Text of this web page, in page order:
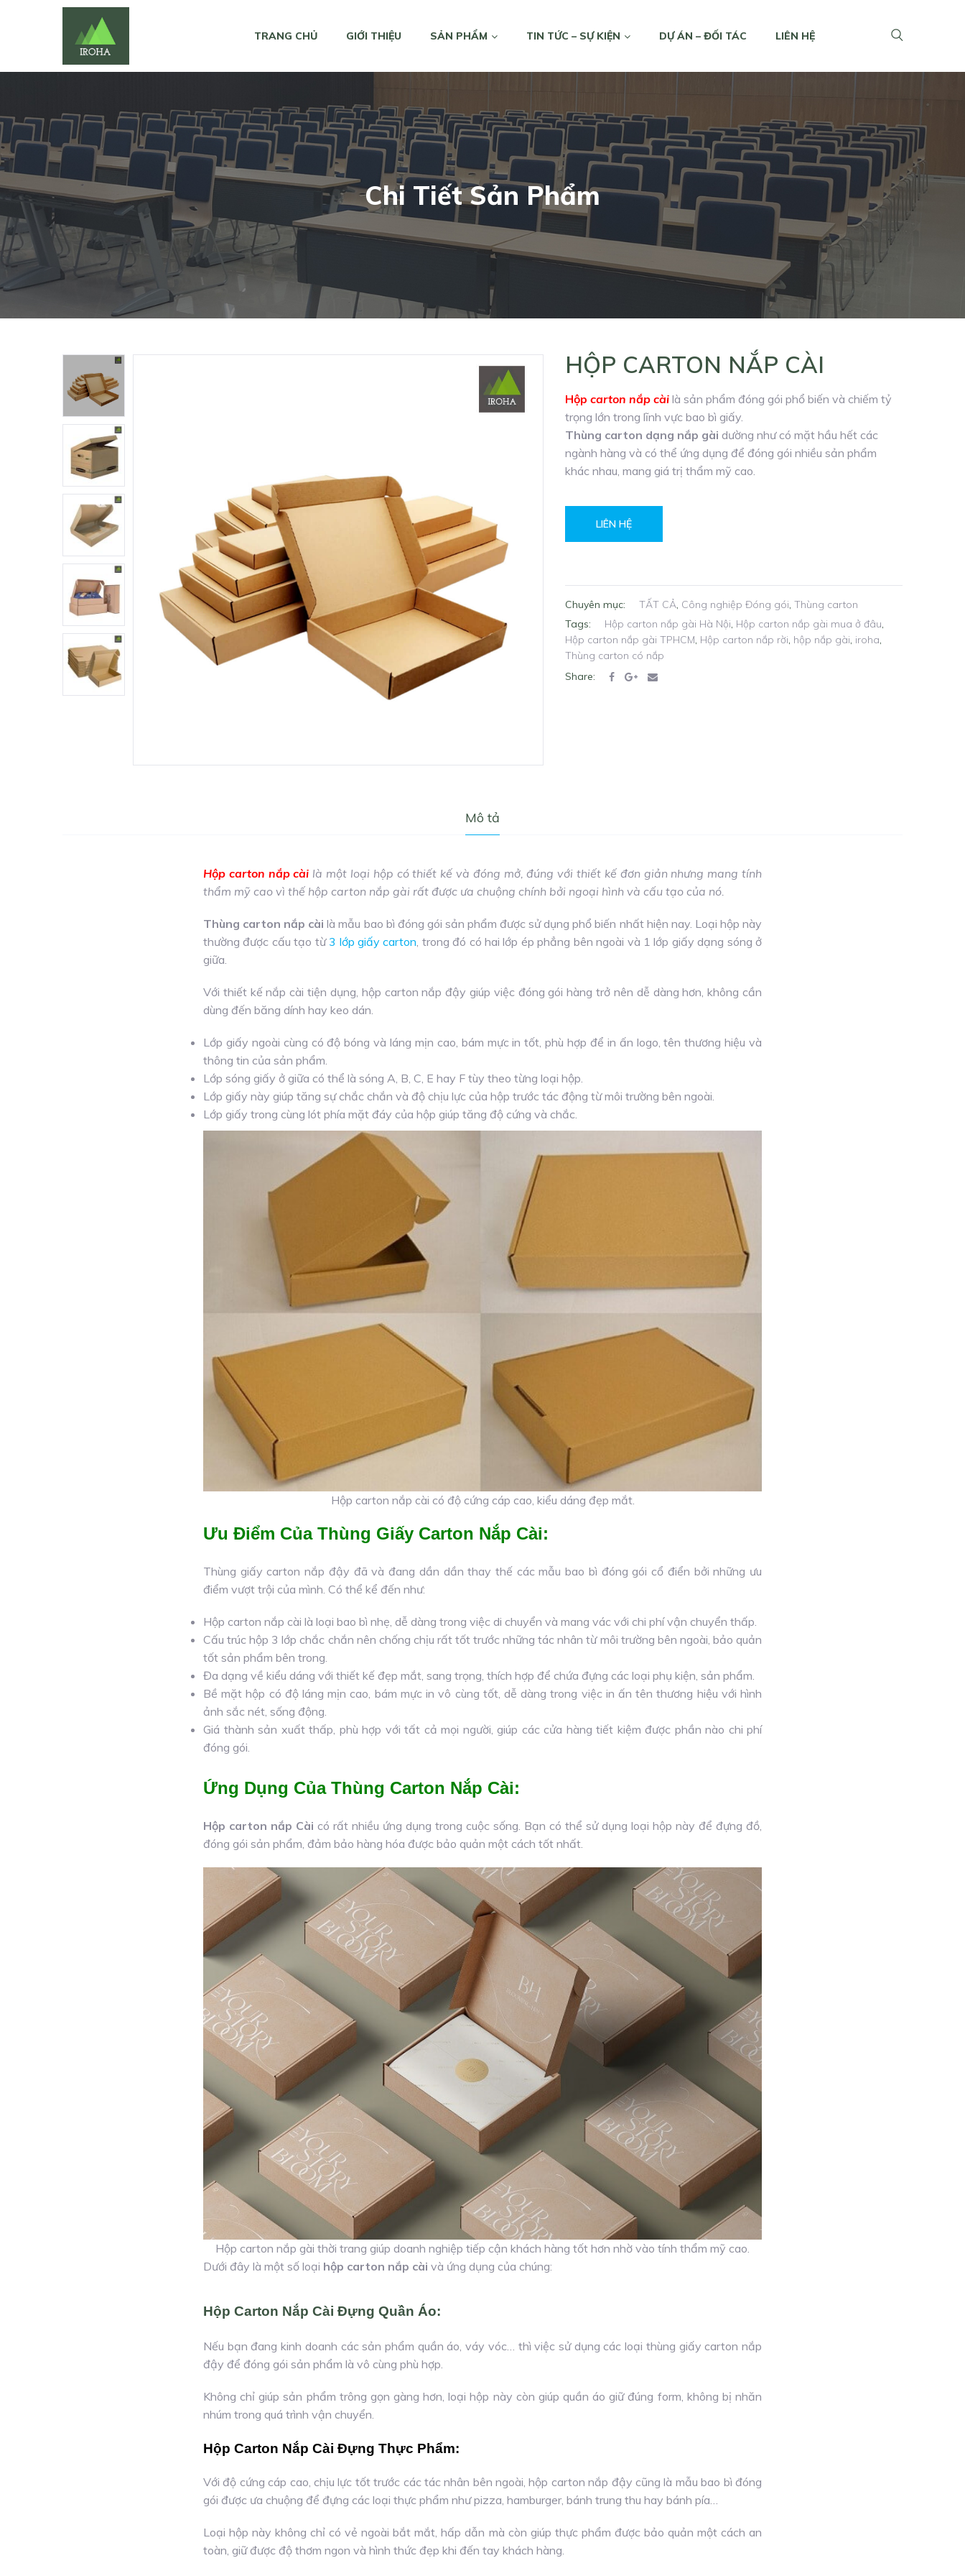
TRANG CHỦ GIỚI THIỆU SẢN PHẨM TIN TỨC – SỰ KIỆN DỰ ÁN – ĐỐI TÁC LIÊN HỆ
Chi Tiết Sản Phẩm
HỘP CARTON NẮP CÀI
Hộp carton nắp cài là sản phẩm đóng gói phổ biến và chiếm tỷ
trọng lớn trong lĩnh vực bao bì giấy.
Thùng carton dạng nắp gài dường như có mặt hầu hết các
ngành hàng và có thể ứng dụng để đóng gói nhiều sản phẩm
khác nhau, mang giá trị thẩm mỹ cao.
LIÊN HỆ
Chuyên mục: TẤT CẢ, Công nghiệp Đóng gói, Thùng carton
Tags:
Hộp carton nắp gài Hà Nội, Hộp carton nắp gài mua ở đâu,
Hộp carton nắp gài TPHCM, Hộp carton nắp rời, hộp nắp gài, iroha,
Thùng carton có nắp
Share:
Mô tả
Hộp carton nắp cài là một loại hộp có thiết kế và đóng mở, đúng với thiết kế đơn giản nhưng mang tính
thẩm mỹ cao vì thế hộp carton nắp gài rất được ưa chuộng chính bởi ngoại hình và cấu tạo của nó.
Thùng carton nắp cài là mẫu bao bì đóng gói sản phẩm được sử dụng phổ biến nhất hiện nay. Loại hộp này
thường được cấu tạo từ3 lớp giấy carton, trong đó có hai lớp ép phẳng bên ngoài và 1 lớp giấy dạng sóng ở
giữa.
Với thiết kế nắp cài tiện dụng, hộp carton nắp đậy giúp việc đóng gói hàng trở nên dễ dàng hơn, không cần
dùng đến băng dính hay keo dán.
Lớp giấy ngoài cùng có độ bóng và láng mịn cao, bám mực in tốt, phù hợp để in ấn logo, tên thương hiệu và
thông tin của sản phẩm.
Lớp sóng giấy ở giữa có thể là sóng A, B, C, E hay F tùy theo từng loại hộp.
Lớp giấy này giúp tăng sự chắc chắn và độ chịu lực của hộp trước tác động từ môi trường bên ngoài.
Lớp giấy trong cùng lót phía mặt đáy của hộp giúp tăng độ cứng và chắc.
Hộp carton nắp cài có độ cứng cáp cao, kiểu dáng đẹp mắt.
Ưu Điểm Của Thùng Giấy Carton Nắp Cài:
Thùng giấy carton nắp đậy đã và đang dần dần thay thế các mẫu bao bì đóng gói cổ điển bởi những ưu
điểm vượt trội của mình. Có thể kể đến như:
Hộp carton nắp cài là loại bao bì nhẹ, dễ dàng trong việc di chuyển và mang vác với chi phí vận chuyển thấp.
Cấu trúc hộp 3 lớp chắc chắn nên chống chịu rất tốt trước những tác nhân từ môi trường bên ngoài, bảo quản
tốt sản phẩm bên trong.
Đa dạng về kiểu dáng với thiết kế đẹp mắt, sang trọng, thích hợp để chứa đựng các loại phụ kiện, sản phẩm.
Bề mặt hộp có độ láng mịn cao, bám mực in vô cùng tốt, dễ dàng trong việc in ấn tên thương hiệu với hình
ảnh sắc nét, sống động.
Giá thành sản xuất thấp, phù hợp với tất cả mọi người, giúp các cửa hàng tiết kiệm được phần nào chi phí
đóng gói.
Ứng Dụng Của Thùng Carton Nắp Cài:
Hộp carton nắp Cài có rất nhiều ứng dụng trong cuộc sống. Bạn có thể sử dụng loại hộp này để đựng đồ,
đóng gói sản phẩm, đảm bảo hàng hóa được bảo quản một cách tốt nhất.
Hộp carton nắp gài thời trang giúp doanh nghiệp tiếp cận khách hàng tốt hơn nhờ vào tính thẩm mỹ cao.
Dưới đây là một số loại hộp carton nắp cài và ứng dụng của chúng:
Hộp Carton Nắp Cài Đựng Quần Áo:
Nếu bạn đang kinh doanh các sản phẩm quần áo, váy vóc… thì việc sử dụng các loại thùng giấy carton nắp
đậy để đóng gói sản phẩm là vô cùng phù hợp.
Không chỉ giúp sản phẩm trông gọn gàng hơn, loại hộp này còn giúp quần áo giữ đúng form, không bị nhăn
nhúm trong quá trình vận chuyển.
Hộp Carton Nắp Cài Đựng Thực Phẩm:
Với độ cứng cáp cao, chịu lực tốt trước các tác nhân bên ngoài, hộp carton nắp đậy cũng là mẫu bao bì đóng
gói được ưa chuộng để đựng các loại thực phẩm như pizza, hamburger, bánh trung thu hay bánh pía…
Loại hộp này không chỉ có vẻ ngoài bắt mắt, hấp dẫn mà còn giúp thực phẩm được bảo quản một cách an
toàn, giữ được độ thơm ngon và hình thức đẹp khi đến tay khách hàng.